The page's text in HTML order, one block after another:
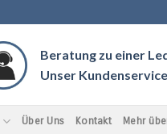
Beratung zu einer
Unser
Über Uns Kontakt Mehr